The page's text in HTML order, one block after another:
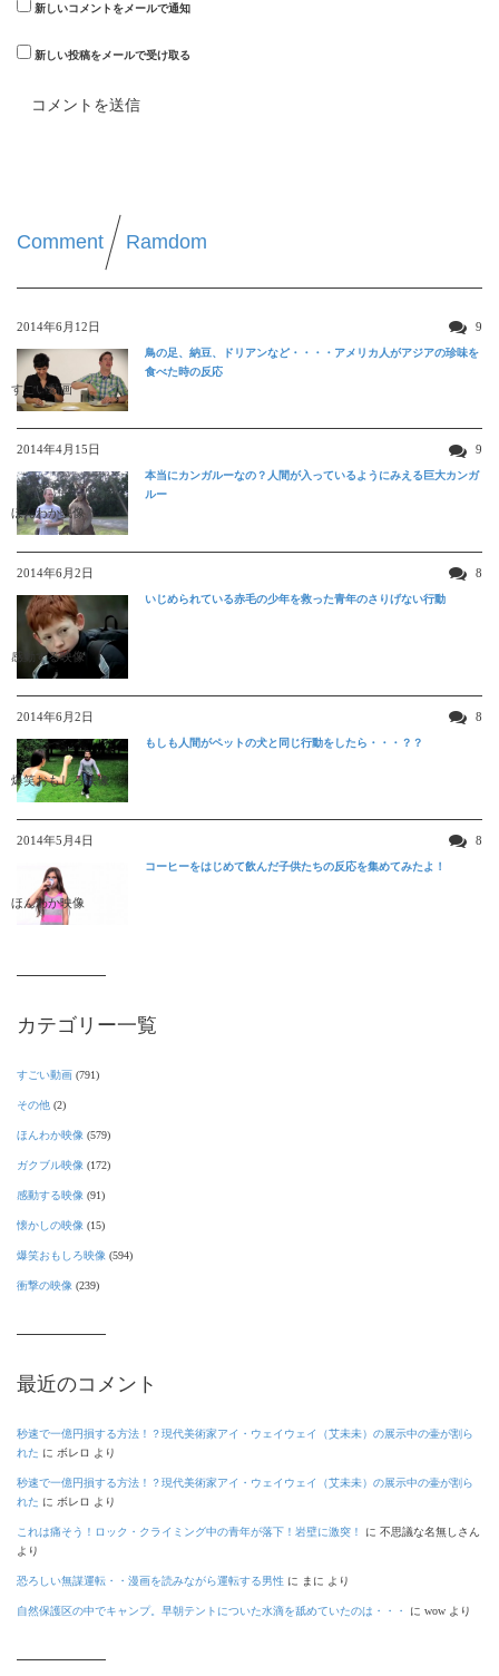
新しいコメントをメールで通知
新しい投稿をメールで受け取る
Comment Ramdom
2014年6月12日 9
すごい動画
鳥の足、納豆、ドリアンなど・・・・アメリカ人がアジアの珍味を
食べた時の反応
2014年4月15日 9
ほんわか映像
本当にカンガルーなの？人間が入っているようにみえる巨大カンガ
ルー
2014年6月2日 8
感動する映像
いじめられている赤毛の少年を救った青年のさりげない行動
2014年6月2日 8
爆笑おもしろ映像
もしも人間がペットの犬と同じ行動をしたら・・・？？
2014年5月4日 8
ほんわか映像
コーヒーをはじめて飲んだ子供たちの反応を集めてみたよ！
カテゴリー一覧
すごい動画 (791)
その他 (2)
ほんわか映像 (579)
ガクブル映像 (172)
感動する映像 (91)
懐かしの映像 (15)
爆笑おもしろ映像 (594)
衝撃の映像 (239)
最近のコメント
秒速で一億円損する方法！？現代美術家アイ・ウェイウェイ（艾未未）の展示中の壷が割ら
れた に ボレロ より
秒速で一億円損する方法！？現代美術家アイ・ウェイウェイ（艾未未）の展示中の壷が割ら
れた に ボレロ より
これは痛そう！ロック・クライミング中の青年が落下！岩壁に激突！ に 不思議な名無しさん
より
恐ろしい無謀運転・・漫画を読みながら運転する男性 に まに より
自然保護区の中でキャンプ。早朝テントについた水滴を舐めていたのは・・・ に wow より